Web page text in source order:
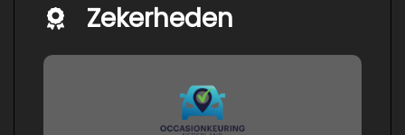
Zekerheden